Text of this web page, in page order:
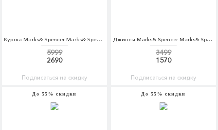
Куртка Marks& Spencer Marks& Spencer MA178EMBJLA1
5999
2690
Подписаться на скидку
Джинсы Marks& Spencer Marks& Spencer MA178EWARAH1
3499
1570
Подписаться на скидку
До 55% скидки До 55% скидки